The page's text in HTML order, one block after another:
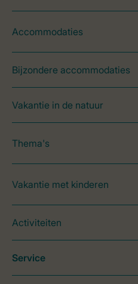
Accommodaties
Bijzondere accommodaties
Vakantie in de natuur
Thema's
Vakantie met kinderen
Activiteiten
Service